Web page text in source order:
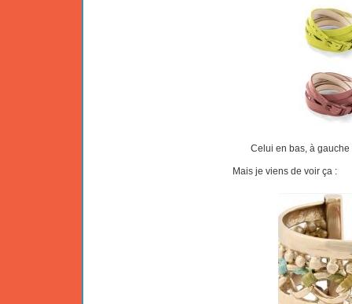
Celui en bas, à
Mais je viens de voir ça :